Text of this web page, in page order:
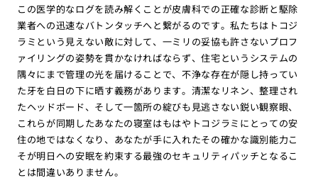
この医学的なログを読み解くことが皮膚科での正確な診断と駆除
業者への迅速なバトンタッチへと繋がるのです。私たちはトコジ
ラミという見えない敵に対して、一ミリの妥協も許さないプロフ
ァイリングの姿勢を貫かなければならず、住宅というシステムの
隅々にまで管理の光を届けることで、不浄な存在が隠し持ってい
た牙を白日の下に晒す義務があります。清潔なリネン、整理され
たヘッドボード、そして一箇所の綻びも見逃さない鋭い観察眼、
これらが同期したあなたの寝室はもはやトコジラミにとっての安
住の地ではなくなり、あなたが手に入れたその確かな識別能力こ
そが明日への安眠を約束する最強のセキュリティパッチとなるこ
とは間違いありません。